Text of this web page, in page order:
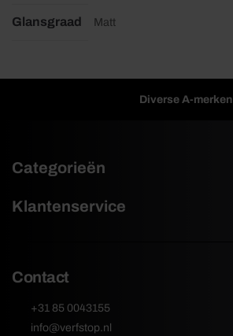
Glansgraad Matt
Diverse A-merken
Categorieën
Klantenservice
Contact
+31 85 0043155
info@verfstop.nl